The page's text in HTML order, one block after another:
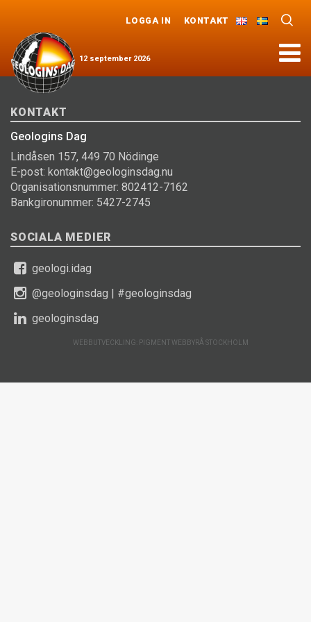
Meny
12 september 2026
LOGGA IN KONTAKT
KONTAKT
Geologins Dag
Lindåsen 157, 449 70 Nödinge
E-post: kontakt@geologinsdag.nu
Organisationsnummer: 802412-7162
Bankgironummer: 5427-2745
SOCIALA MEDIER
geologi.idag
@geologinsdag | #geologinsdag
geologinsdag
WEBBUTVECKLING: PIGMENT WEBBYRÅ STOCKHOLM